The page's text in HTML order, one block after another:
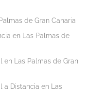
de Gran Canaria
en Las Palmas de
en Las Palmas de Gran
a Distancia en Las